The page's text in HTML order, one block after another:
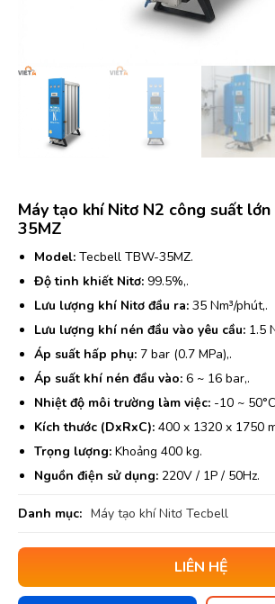
Máy tạo khí Nitơ N2 công suất
35MZ
Model: Tecbell TBW-35MZ.
Độ tinh khiết Nitơ: 99.5%,.
Lưu lượng khí Nitơ đầu ra: 35 Nm³/phút,.
Lưu lượng khí nén đầu vào yêu cầu: 1.5
Áp suất hấp phụ: 7 bar (0.7 MPa),.
Áp suất khí nén đầu vào: 6 ~ 16 bar,.
Nhiệt độ môi trường làm việc: -10 ~
Kích thước (DxRxC): 400 x 1320 x 1750
Trọng lượng: Khoảng 400 kg.
Nguồn điện sử dụng: 220V / 1P / 50Hz.
Danh mục: Máy tạo khí Nitơ Tecbell
LIÊN HỆ